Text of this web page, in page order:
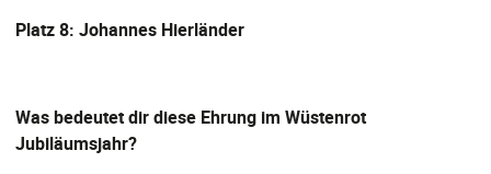
Platz 8: Johannes Hierländer
Was bedeutet dir diese Ehrung im Wüstenrot
Jubiläumsjahr?